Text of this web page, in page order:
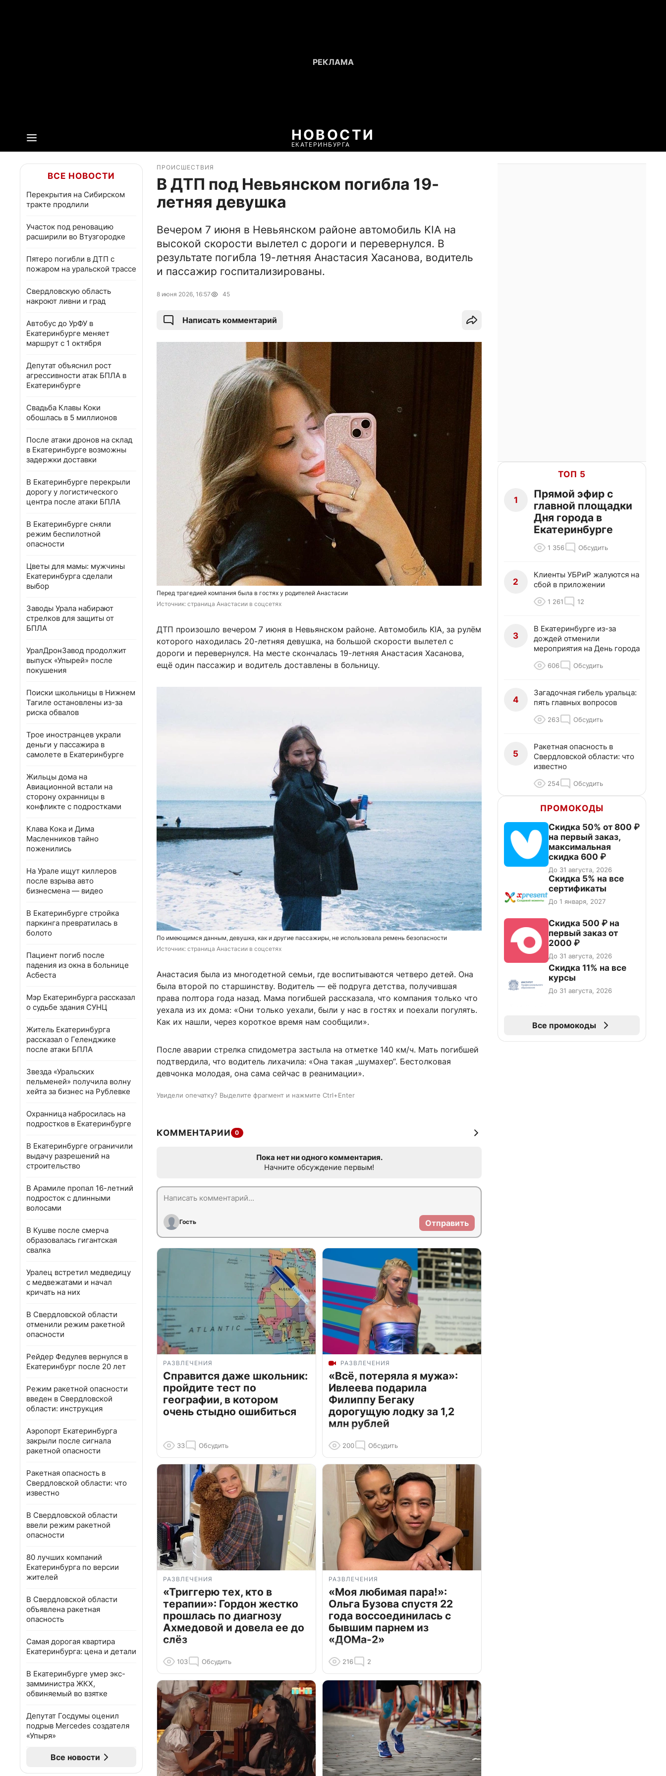
НОВОСТИ
ЕКАТЕРИНБУРГА
ВСЕ НОВОСТИ
Перекрытия на Сибирском
тракте продлили
Участок под реновацию
расширили во Втузгородке
Пятеро погибли в ДТП с
пожаром на уральской трассе
Свердловскую область
накроют ливни и град
Автобус до УрФУ в
Екатеринбурге меняет
маршрут с 1 октября
Депутат объяснил рост
агрессивности атак БПЛА в
Екатеринбурге
Свадьба Клавы Коки
обошлась в 5 миллионов
После атаки дронов на склад
в Екатеринбурге возможны
задержки доставки
В Екатеринбурге перекрыли
дорогу у логистического
центра после атаки БПЛА
В Екатеринбурге сняли
режим беспилотной
опасности
Цветы для мамы: мужчины
Екатеринбурга сделали
выбор
Заводы Урала набирают
стрелков для защиты от
БПЛА
УралДронЗавод продолжит
выпуск «Упырей» после
покушения
Поиски школьницы в Нижнем
Тагиле остановлены из-за
риска обвалов
Трое иностранцев украли
деньги у пассажира в
самолете в Екатеринбурге
Жильцы дома на
Авиационной встали на
сторону охранницы в
конфликте с подростками
Клава Кока и Дима
Масленников тайно
поженились
На Урале ищут киллеров
после взрыва авто
бизнесмена — видео
В Екатеринбурге стройка
паркинга превратилась в
болото
Пациент погиб после
падения из окна в больнице
Асбеста
Мэр Екатеринбурга рассказал
о судьбе здания СУНЦ
Житель Екатеринбурга
рассказал о Геленджике
после атаки БПЛА
Звезда «Уральских
пельменей» получила волну
хейта за бизнес на Рублевке
Охранница набросилась на
подростков в Екатеринбурге
В Екатеринбурге ограничили
выдачу разрешений на
строительство
В Арамиле пропал 16-летний
подросток с длинными
волосами
В Кушве после смерча
образовалась гигантская
свалка
Уралец встретил медведицу
с медвежатами и начал
кричать на них
В Свердловской области
отменили режим ракетной
опасности
Рейдер Федулев вернулся в
Екатеринбург после 20 лет
Режим ракетной опасности
введен в Свердловской
области: инструкция
Аэропорт Екатеринбурга
закрыли после сигнала
ракетной опасности
Ракетная опасность в
Свердловской области: что
известно
В Свердловской области
ввели режим ракетной
опасности
80 лучших компаний
Екатеринбурга по версии
жителей
В Свердловской области
объявлена ракетная
опасность
Самая дорогая квартира
Екатеринбурга: цена и детали
В Екатеринбурге умер экс-
замминистра ЖКХ,
обвиняемый во взятке
Депутат Госдумы оценил
подрыв Mercedes создателя
«Упыря»
Все новости
ПРОИСШЕСТВИЯ
В ДТП под Невьянском погибла 19-
летняя девушка
Вечером 7 июня в Невьянском районе автомобиль KIA на
высокой скорости вылетел с дороги и перевернулся. В
результате погибла 19-летняя Анастасия Хасанова, водитель
и пассажир госпитализированы.
8 июня 2026, 16:57 45
Написать комментарий
Перед трагедией компания была в гостях у родителей Анастасии
Источник: страница Анастасии в соцсетях
ДТП произошло вечером 7 июня в Невьянском районе. Автомобиль KIA, за рулём
которого находилась 20-летняя девушка, на большой скорости вылетел с
дороги и перевернулся. На месте скончалась 19-летняя Анастасия Хасанова,
ещё один пассажир и водитель доставлены в больницу.
По имеющимся данным, девушка, как и другие пассажиры, не использовала ремень безопасности
Источник: страница Анастасии в соцсетях
Анастасия была из многодетной семьи, где воспитываются четверо детей. Она
была второй по старшинству. Водитель — её подруга детства, получившая
права полтора года назад. Мама погибшей рассказала, что компания только что
уехала из их дома: «Они только уехали, были у нас в гостях и поехали погулять.
Как их нашли, через короткое время нам сообщили».
После аварии стрелка спидометра застыла на отметке 140 км/ч. Мать погибшей
подтвердила, что водитель лихачила: «Она такая „шумахер“. Бестолковая
девчонка молодая, она сама сейчас в реанимации».
Увидели опечатку? Выделите фрагмент и нажмите Ctrl+Enter
КОММЕНТАРИИ 0
Пока нет ни одного комментария.
Начните обсуждение первым!
Гость Отправить
РАЗВЛЕЧЕНИЯ
Справится даже школьник:
пройдите тест по
географии, в котором
очень стыдно ошибиться
33 Обсудить
РАЗВЛЕЧЕНИЯ
«Всё, потеряла я мужа»:
Ивлеева подарила
Филиппу Бегаку
дорогущую лодку за 1,2
млн рублей
200 Обсудить
РАЗВЛЕЧЕНИЯ
«Триггерю тех, кто в
терапии»: Гордон жестко
прошлась по диагнозу
Ахмедовой и довела ее до
слёз
103 Обсудить
РАЗВЛЕЧЕНИЯ
«Моя любимая пара!»:
Ольга Бузова спустя 22
года воссоединилась с
бывшим парнем из
«ДОМа-2»
216 2
ТОП 5
1
Прямой эфир с
главной площадки
Дня города в
Екатеринбурге
1 356 Обсудить
2
Клиенты УБРиР жалуются на
сбой в приложении
1 261 12
3
В Екатеринбурге из-за
дождей отменили
мероприятия на День города
606 Обсудить
4
Загадочная гибель уральца:
пять главных вопросов
263 Обсудить
5
Ракетная опасность в
Свердловской области: что
известно
254 Обсудить
ПРОМОКОДЫ
Скидка 50% от 800 ₽
на первый заказ,
максимальная
скидка 600 ₽
До 31 августа, 2026
Скидка 5% на все
сертификаты
До 1 января, 2027
Скидка 500 ₽ на
первый заказ от
2000 ₽
До 31 августа, 2026
Скидка 11% на все
курсы
До 31 августа, 2026
Все промокоды